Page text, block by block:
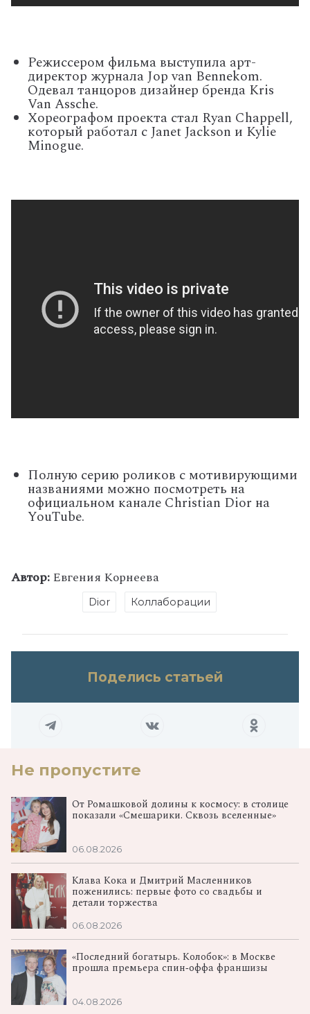
Режиссером фильма выступила арт-
директор журнала Jop van Bennekom.
Одевал танцоров дизайнер бренда Kris
Van Assche.
Хореографом проекта стал Ryan Chappell,
который работал с Janet Jackson и Kylie
Minogue.
Полную серию роликов с мотивирующими
названиями можно посмотреть на
официальном канале Christian Dior на
YouTube.
Автор:Евгения Корнеева
Dior Коллаборации
Поделись статьей
Не пропустите
От Ромашковой долины к космосу: в столице
показали «Смешарики. Сквозь вселенные»
06.08.2026
Клава Кока и Дмитрий Масленников
поженились: первые фото со свадьбы и
детали торжества
06.08.2026
«Последний богатырь. Колобок»: в Москве
прошла премьера спин‑оффа франшизы
04.08.2026